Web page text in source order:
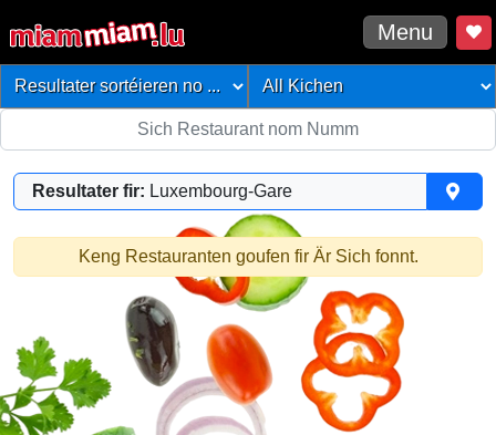
Menu
Resultater fir: Luxembourg-Gare
Keng Restauranten goufen fir Är Sich fonnt.